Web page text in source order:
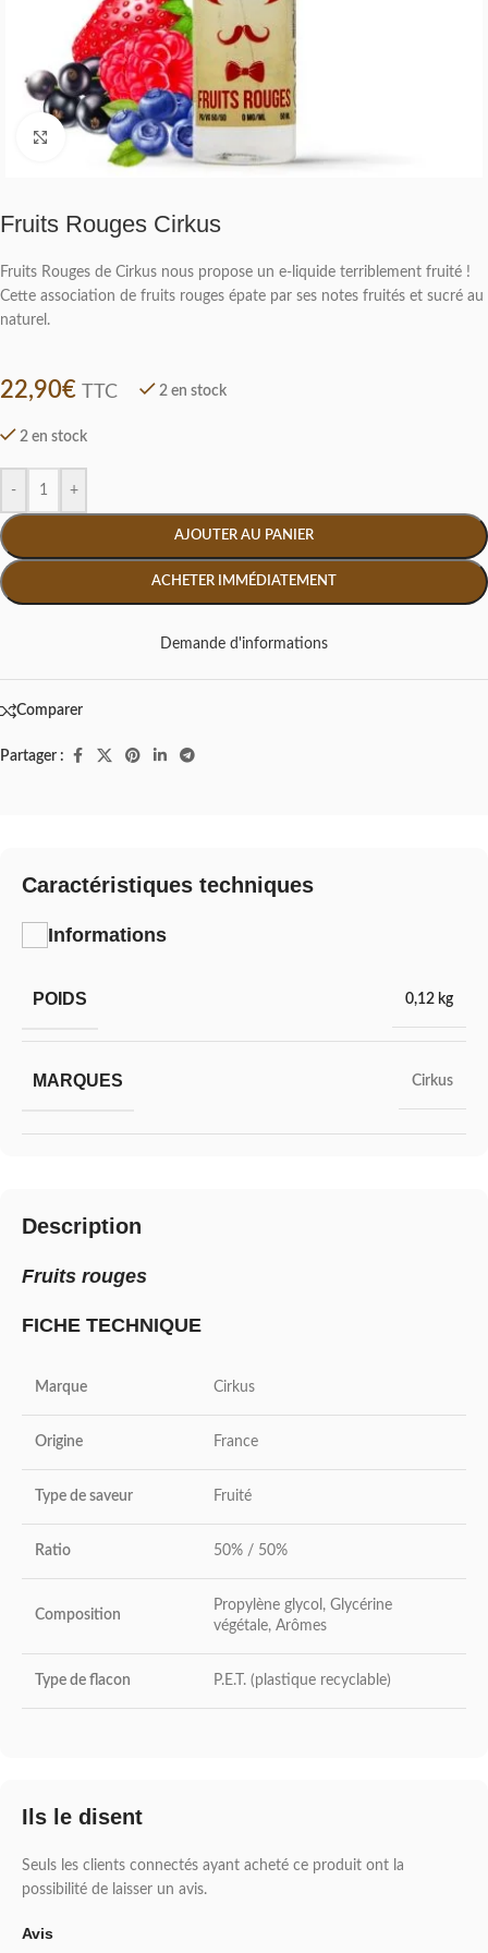
Click to enlarge
Fruits Rouges Cirkus
Fruits Rouges de Cirkus nous propose un e-liquide terriblement fruité !
Cette association de fruits rouges épate par ses notes fruités et sucré au
naturel.
22,90€ TTC 2 en stock
2 en stock
- +
AJOUTER AU PANIER
ACHETER IMMÉDIATEMENT
Demande d'informations
Comparer
Partager :
Description
Fruits rouges
FICHE TECHNIQUE
Marque Cirkus
Origine France
Type de saveur Fruité
Ratio 50% / 50%
Composition
Propylène glycol, Glycérine
végétale, Arômes
Type de flacon P.E.T. (plastique recyclable)
Caractéristiques techniques
Informations
POIDS 0,12 kg
MARQUES Cirkus
Ils le disent
Avis
Seuls les clients connectés ayant acheté ce produit ont la
possibilité de laisser un avis.